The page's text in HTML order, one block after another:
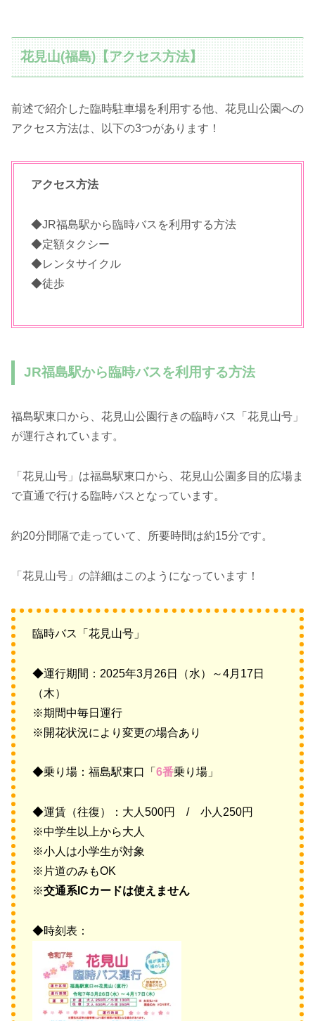
花見山(福島)【アクセス方法】
前述で紹介した臨時駐車場を利用する他、花見山公園への
アクセス方法は、以下の3つがあります！
アクセス方法
◆JR福島駅から臨時バスを利用する方法
◆定額タクシー
◆レンタサイクル
◆徒歩
JR福島駅から臨時バスを利用する方法
福島駅東口から、花見山公園行きの臨時バス「花見山号」
が運行されています。
「花見山号」は福島駅東口から、花見山公園多目的広場ま
で直通で行ける臨時バスとなっています。
約20分間隔で走っていて、所要時間は約15分です。
「花見山号」の詳細はこのようになっています！
臨時バス「花見山号」
◆運行期間：2025年3月26日（水）～4月17日
（木）
※期間中毎日運行
※開花状況により変更の場合あり
◆乗り場：福島駅東口「 6番乗り場」
◆運賃（往復）：大人500円 / 小人250円
※中学生以上から大人
※小人は小学生が対象
※片道のみもOK
※交通系ICカードは使えません
◆時刻表：